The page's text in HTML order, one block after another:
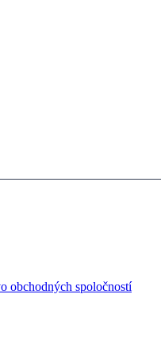
obchodných spoločností